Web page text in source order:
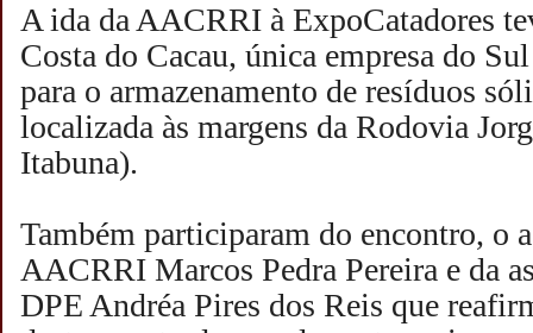
A ida da AACRRI à ExpoCatadores
Costa do Cacau, única empresa do
para o armazenamento de resíduos
localizada às margens da Rodovia
Itabuna).
Também participaram do encontro, o
AACRRI Marcos Pedra Pereira e da
DPE Andréa Pires dos Reis que